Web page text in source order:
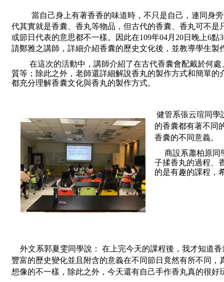
當自己身上有著香香的味道時，不只是自己，連同身
代其實就是香囊、香丸等物品，但古代的香囊、香丸可不
或節日代表的意思都不一樣。因此在109年04月20日晚上6
請鄭雅之講師，詳細介紹香囊的歷史文化後，並教導學生
在這次的活動中，講師介紹了在古代香囊會配戴於何
質等；除此之外，老師還詳細解說香丸的製作方式和簡單
都充分理解香囊文化與香丸的製作方式。
的香囊都有著不同
香囊的不同意義。
商設系蕭柏原同
子揉香丸的過程、
的是有趣的課程，
外文系郭夏雯同學說： 在上完今天的課程後，我才知道
豐富的歷史變化並且附含的意義在不同節日竟然有所不同，
想像的不一樣，除此之外，今天還有自己手作香丸真的很好